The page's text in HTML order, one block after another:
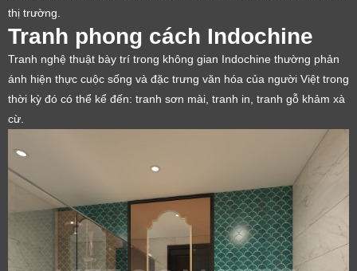
thị trường.
Tranh phong cách Indochine
Tranh nghệ thuật bày trí trong không gian Indochine thường phản
ánh hiện thực cuộc sống và đặc trưng văn hóa của người Việt trong
thời kỳ đó có thể kể đến: tranh sơn mài, tranh in, tranh gỗ khảm xà
cừ.